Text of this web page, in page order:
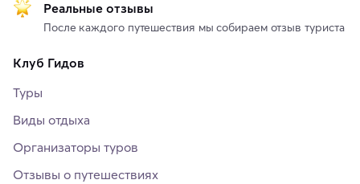
Реальные отзывы
После каждого путешествия мы собираем отзыв туриста
Клуб Гидов
Туры
Виды отдыха
Организаторы туров
Отзывы о путешествиях